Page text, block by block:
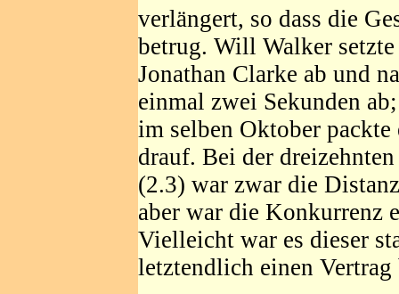
verlängert, so dass die
betrug. Will Walker
Jonathan Clarke ab und
einmal zwei Sekunden
im selben Oktober
drauf. Bei der
(2.3) war zwar die
aber war die Konkurrenz
Vielleicht war es dieser
letztendlich einen